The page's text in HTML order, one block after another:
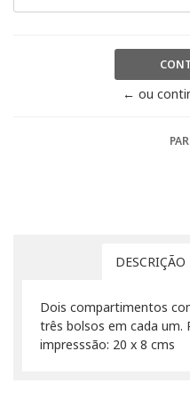
← ou
DESCRIÇÃO
Dois compartimentos
três bolsos em cada um.
impresssão: 20 x 8 cms